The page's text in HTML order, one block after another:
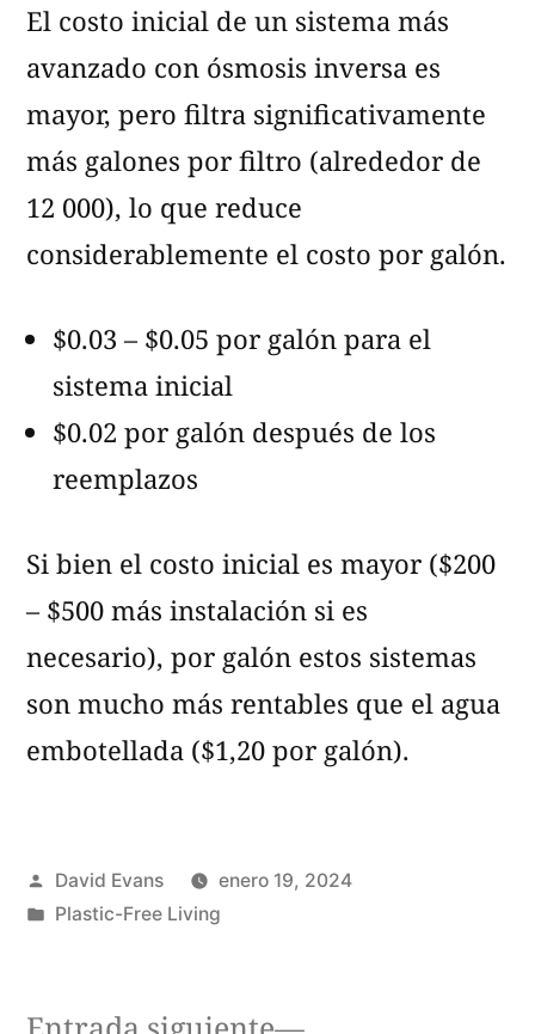
El costo inicial de un sistema más
avanzado con ósmosis inversa es
mayor, pero filtra significativamente
más galones por filtro (alrededor de
12 000), lo que reduce
considerablemente el costo por galón.
$0.03 – $0.05 por galón para el
sistema inicial
$0.02 por galón después de los
reemplazos
Si bien el costo inicial es mayor ($200
– $500 más instalación si es
necesario), por galón estos sistemas
son mucho más rentables que el agua
embotellada ($1,20 por galón).
Publicado
por
David Evans
enero 19, 2024
Publicado
Plastic-Free Living
Entrada